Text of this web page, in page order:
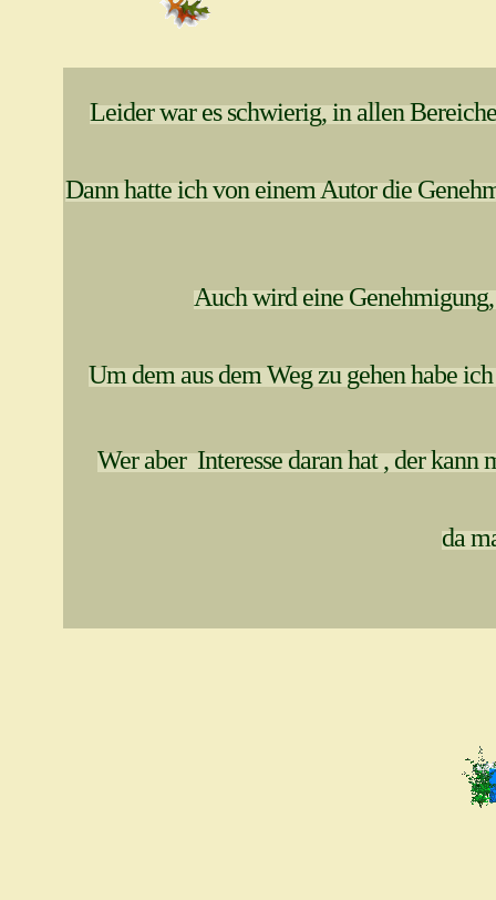
Leider war es schwierig, in allen
Dann hatte ich von einem Autor die
Auch wird eine
Um dem aus dem Weg zu gehen habe
Wer aber Interesse daran hat ,der kann
da